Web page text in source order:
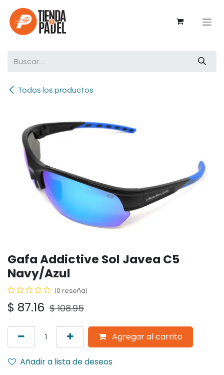
Ir al contenido
Todos los productos
Gafa Addictive Sol Javea C5
Navy/Azul
(0 reseña)
$ 87.16 $108.95
Agregar al carrito
Añadir a lista de deseos